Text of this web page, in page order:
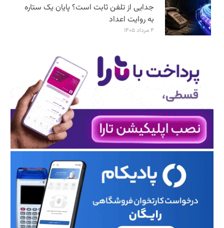
جدایی از تلفن ثابت است؟ پایان یک ستاره
به روایت اعداد
۴ مرداد ۱۴۰۵